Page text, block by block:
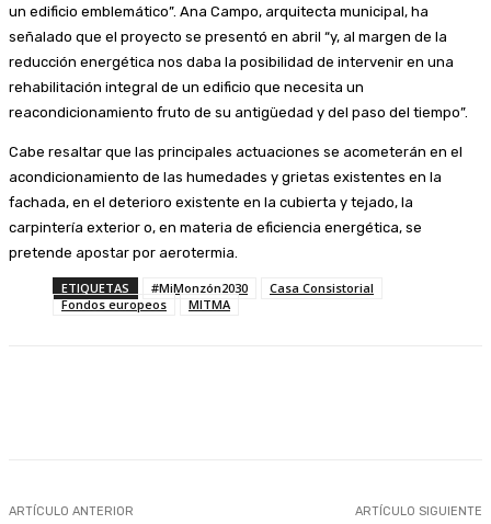
un edificio emblemático”. Ana Campo, arquitecta municipal, ha
señalado que el proyecto se presentó en abril “y, al margen de la
reducción energética nos daba la posibilidad de intervenir en una
rehabilitación integral de un edificio que necesita un
reacondicionamiento fruto de su antigüedad y del paso del tiempo”.
Cabe resaltar que las principales actuaciones se acometerán en el
acondicionamiento de las humedades y grietas existentes en la
fachada, en el deterioro existente en la cubierta y tejado, la
carpintería exterior o, en materia de eficiencia energética, se
pretende apostar por aerotermia.
ETIQUETAS #MiMonzón2030
Casa Consistorial
Fondos europeos
MITMA
ARTÍCULO ANTERIOR ARTÍCULO SIGUIENTE